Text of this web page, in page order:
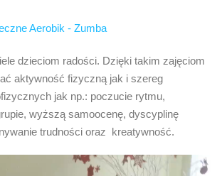
Aerobik - Zumba
dzieciom radości. Dzięki takim zajęciom
aktywność fizyczną jak i szereg
jak np.: poczucie rytmu,
wyższą samoocenę, dyscyplinę
trudności oraz kreatywność.